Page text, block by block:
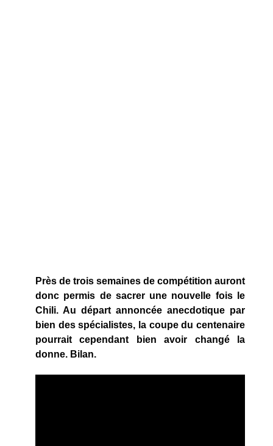
Près de trois semaines de compétition auront
donc permis de sacrer une nouvelle fois le
Chili. Au départ annoncée anecdotique par
bien des spécialistes, la coupe du centenaire
pourrait cependant bien avoir changé la
donne. Bilan.